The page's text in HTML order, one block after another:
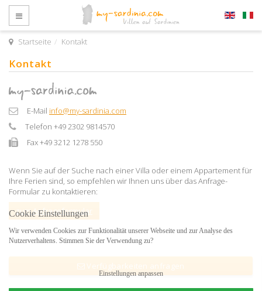
Startseite Kontakt
Kontakt
E-Mail info@my-sardinia.com
Telefon +49 2302 9814570
Fax +49 3212 1278 550
Wenn Sie auf der Suche nach einer Villa oder einem Appartement für
Ihre Ferien sind, so empfehlen wir Ihnen uns über das Anfrage-
Formular zu kontaktieren:
zum Anfrageformular
Verfügbarkeiten anfragen
Cookie Einstellungen
Wir verwenden Cookies zur Funktionalität unserer Webseite und zur Analyse des
Nutzerverhaltens. Stimmen Sie der Verwendung zu?
Einstellungen anpassen